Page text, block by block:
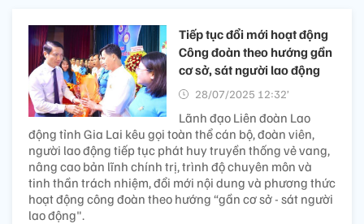
Tiếp tục đổi mới hoạt động
Công đoàn theo hướng gần
cơ sở, sát người lao động
28/07/2025 12:32’
Lãnh đạo Liên đoàn Lao
động tỉnh Gia Lai kêu gọi toàn thể cán bộ, đoàn viên,
người lao động tiếp tục phát huy truyền thống vẻ vang,
nâng cao bản lĩnh chính trị, trình độ chuyên môn và
tinh thần trách nhiệm, đổi mới nội dung và phương thức
hoạt động công đoàn theo hướng “gần cơ sở - sát người
lao động".